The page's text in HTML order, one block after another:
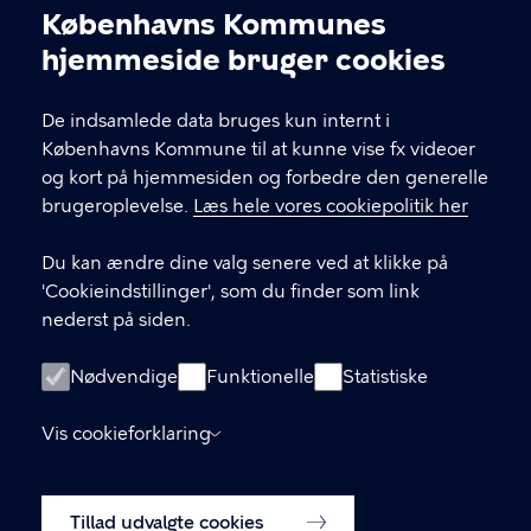
Cookieindstillinger
Københavns Kommunes
hjemmeside bruger cookies
De indsamlede data bruges kun internt i
Københavns Kommune til at kunne vise fx videoer
og kort på hjemmesiden og forbedre den generelle
brugeroplevelse. Læs hele vores cookiepolitik her
Du kan ændre dine valg senere ved at klikke på
'Cookieindstillinger', som du finder som link
nederst på siden.
Nødvendige Funktionelle Statistiske
Vis cookieforklaring
Tillad udvalgte cookies
KONTAKT
FishTank Social Hub, Ingerslevsgade 44, 1705
København V.
vesterbrolokaludvalg@okf.kk.dk
LINKS
Tilgængelighedserklæring
Behandling af personoplysninger i